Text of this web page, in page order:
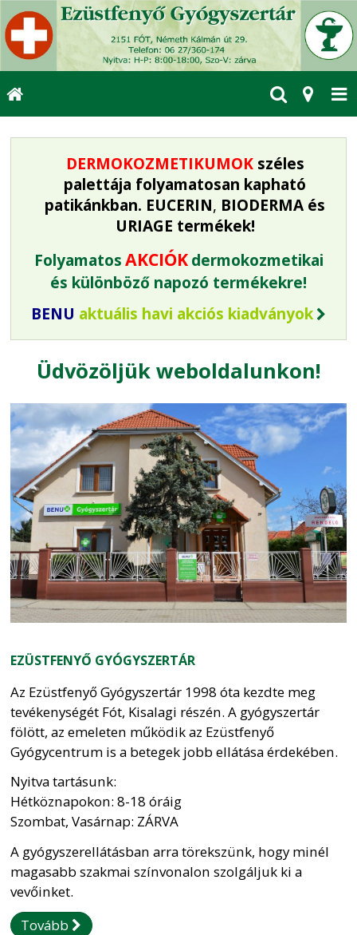
DERMOKOZMETIKUMOK széles
palettája folyamatosan kapható
patikánkban. EUCERIN, BIODERMA és
URIAGE termékek!
FolyamatosAKCIÓK dermokozmetikai
és különböző napozó termékekre!
BENU aktuális havi akciós kiadványok
Üdvözöljük weboldalunkon!
EZÜSTFENYŐ GYÓGYSZERTÁR
Az Ezüstfenyő Gyógyszertár 1998 óta kezdte meg
tevékenységét Fót, Kisalagi részén. A gyógyszertár
fölött, az emeleten működik az Ezüstfenyő
Gyógycentrum is a betegek jobb ellátása érdekében.
Nyitva tartásunk:
Hétköznapokon: 8-18 óráig
Szombat, Vasárnap: ZÁRVA
A gyógyszerellátásban arra törekszünk, hogy minél
magasabb szakmai színvonalon szolgáljuk ki a
vevőinket.
Tovább